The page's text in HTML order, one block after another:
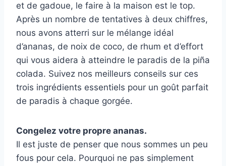
et de gadoue, le faire à la maison est le top.
Après un nombre de tentatives à deux chiffres,
nous avons atterri sur le mélange idéal
d’ananas, de noix de coco, de rhum et d’effort
qui vous aidera à atteindre le paradis de la piña
colada. Suivez nos meilleurs conseils sur ces
trois ingrédients essentiels pour un goût parfait
de paradis à chaque gorgée.
Congelez votre propre ananas.
Il est juste de penser que nous sommes un peu
fous pour cela. Pourquoi ne pas simplement